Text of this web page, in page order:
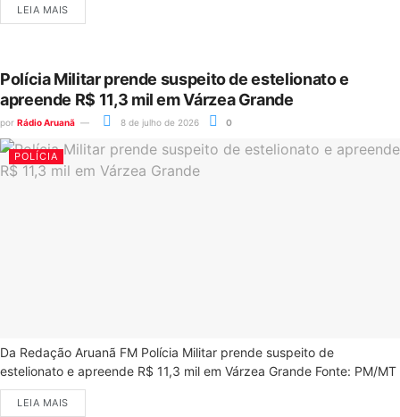
LEIA MAIS
Polícia Militar prende suspeito de estelionato e
apreende R$ 11,3 mil em Várzea Grande
por Rádio Aruanã 8 de julho de 2026 0
POLÍCIA
Da Redação Aruanã FM Polícia Militar prende suspeito de
estelionato e apreende R$ 11,3 mil em Várzea Grande Fonte: PM/MT
LEIA MAIS